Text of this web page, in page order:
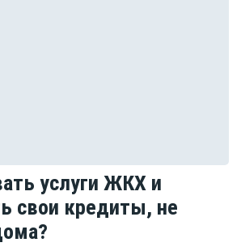
услуги ЖКХ и
свои кредиты, не